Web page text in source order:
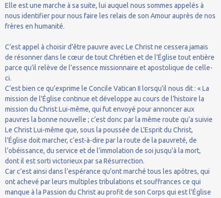
Elle est une marche à sa suite, lui auquel nous sommes appelés à
nous identifier pour nous faire les relais de son Amour auprès de nos
frères en humanité.
C’est appel à choisir d’être pauvre avec Le Christ ne cessera jamais
de résonner dans le cœur de tout Chrétien et de l’Église tout entière
parce qu’il relève de l’essence missionnaire et apostolique de celle-
ci.
C’est bien ce qu’exprime le Concile Vatican II lorsqu’il nous dit : « La
mission de l’Église continue et développe au cours de l’histoire la
mission du Christ Lui-même, qui fut envoyé pour annoncer aux
pauvres la bonne nouvelle ; c’est donc par la même route qu’a suivie
Le Christ Lui-même que, sous la poussée de L’Esprit du Christ,
l’Église doit marcher, c’est-à-dire par la route de la pauvreté, de
l’obéissance, du service et de l’immolation de soi jusqu’à la mort,
dont il est sorti victorieux par sa Résurrection.
Car c’est ainsi dans l’espérance qu’ont marché tous les apôtres, qui
ont achevé par leurs multiples tribulations et souffrances ce qui
manque à la Passion du Christ au profit de son Corps qui est l’Église